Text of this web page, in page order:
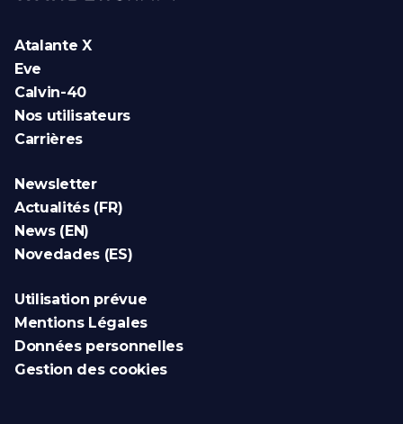
Atalante X
Eve
Calvin-40
Nos utilisateurs
Carrières
Newsletter
Actualités (FR)
News (EN)
Novedades (ES)
Utilisation prévue
Mentions Légales
Données personnelles
Gestion des cookies